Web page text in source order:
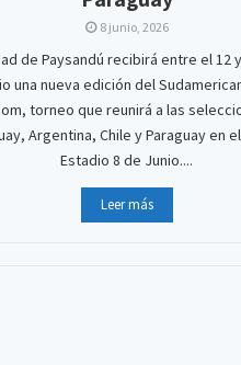
8 junio, 2026
de Paysandú recibirá entre el 12
una nueva edición del
torneo que reunirá a las
Argentina, Chile y Paraguay en
Estadio 8 de Junio....
Leer más